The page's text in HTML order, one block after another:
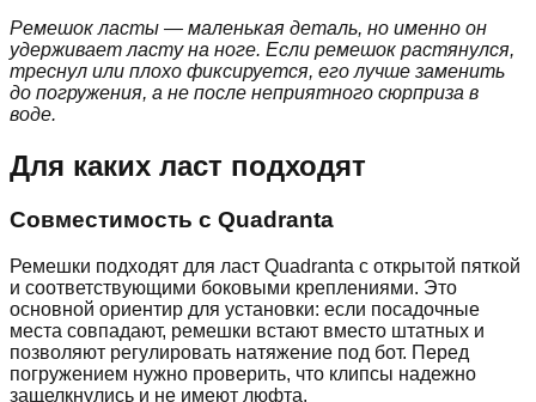
Ремешок ласты — маленькая деталь, но именно он
удерживает ласту на ноге. Если ремешок растянулся,
треснул или плохо фиксируется, его лучше заменить
до погружения, а не после неприятного сюрприза в
воде.
Для каких ласт подходят
Совместимость с Quadranta
Ремешки подходят для ласт Quadranta с открытой пяткой
и соответствующими боковыми креплениями. Это
основной ориентир для установки: если посадочные
места совпадают, ремешки встают вместо штатных и
позволяют регулировать натяжение под бот. Перед
погружением нужно проверить, что клипсы надежно
защелкнулись и не имеют люфта.